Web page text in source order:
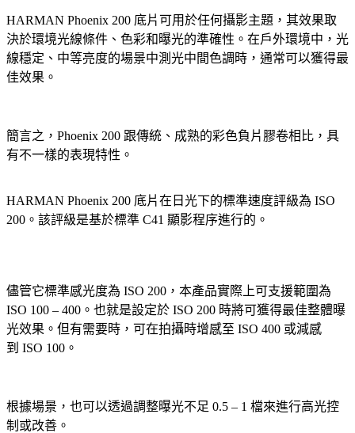
HARMAN Phoenix 200 底片可用於任何攝影主題，其效果取
決於環境光線條件、色彩和曝光的準確性。在戶外環境中，光
線穩定、中等亮度的場景中測光中間色調時，通常可以獲得最
佳效果。
簡言之，Phoenix 200 跟傳統、成熟的彩色負片膠卷相比，具
有不一樣的表現特性。
HARMAN Phoenix 200 底片在日光下的標準速度評級為 ISO
200。該評級是基於標準 C41 顯影程序進行的。
儘管它標準感光度為 ISO 200，本產品實際上可支援範圍為
ISO 100 – 400。也就是設定於 ISO 200 時將可獲得最佳整體曝
光效果。但有需要時，可在拍攝時增感至 ISO 400 或減感
到 ISO 100。
根據場景，也可以透過調整曝光不足 0.5 – 1 檔來進行高光控
制或改善。